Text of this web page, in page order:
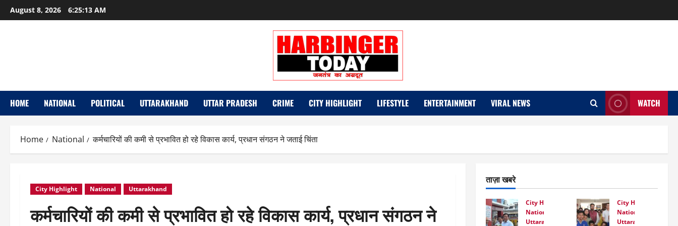
Skip
to
August 8, 2026 6:25:14 AM
HOME NATIONAL POLITICAL UTTARAKHAND UTTAR PRADESH CRIME CITY HIGHLIGHT LIFESTYLE ENTERTAINMENT VIRAL NEWS WATCH
Home National कर्मचारियों की कमी से प्रभावित हो रहे विकास कार्य, प्रधान संगठन ने जताई चिंता
City Highlight National Uttarakhand
कर्मचारियों की कमी से प्रभावित हो रहे विकास कार्य, प्रधान संगठन ने
ताज़ा खबरे
City Highlight
National
Uttarakhand
City Highlight
National
Uttarakhand